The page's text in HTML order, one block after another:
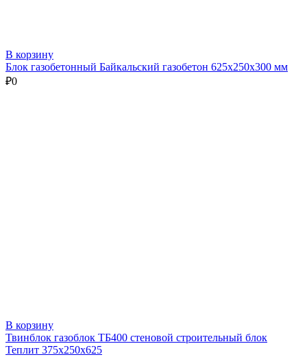
В корзину
Блок газобетонный Байкальский газобетон 625х250х300 мм
₽0
В корзину
Твинблок газоблок ТБ400 стеновой строительный блок
Теплит 375х250х625